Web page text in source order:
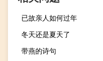
已故亲人如何过年
冬天还是夏天了
带燕的诗句